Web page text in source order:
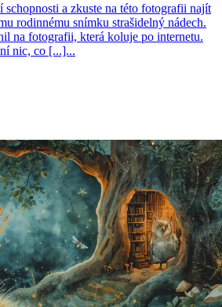
schopnosti a zkuste na této fotografii najít
rodinnému snímku strašidelný nádech.
na fotografii, která koluje po internetu.
nic, co [...]...